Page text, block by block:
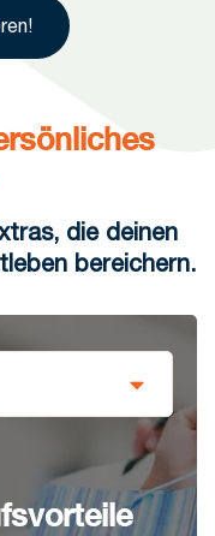
die deinen
bereichern.